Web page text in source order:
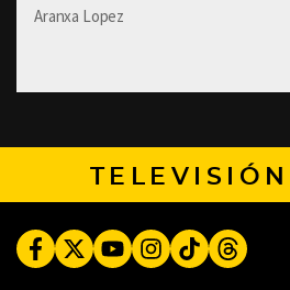
Aranxa Lopez
TELEVISIÓN
FacebookTwitterYoutubeInstagram
TikTokThreads